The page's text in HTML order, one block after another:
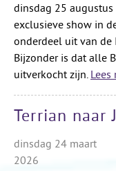
dinsdag 25
exclusieve show in
onderdeel uit van de
Bijzonder is dat alle
uitverkocht zijn. Lees
Terrian naar
dinsdag 24 maart
2026